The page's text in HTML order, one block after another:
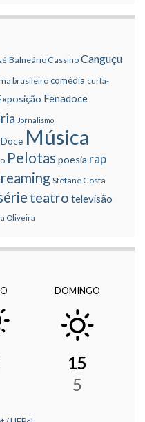
Balneário Cassino Canguçu
brasileiro comédia curta-
Fenadoce
Jornalismo
Música
Pelotas poesia rap
Stéfane Costa
teatro televisão
Oliveira
DOMINGO
15
5